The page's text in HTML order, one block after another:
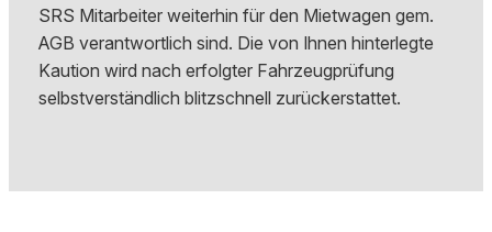
SRS Mitarbeiter weiterhin für den Mietwagen gem.
AGB verantwortlich sind. Die von Ihnen hinterlegte
Kaution wird nach erfolgter Fahrzeugprüfung
selbstverständlich blitzschnell zurückerstattet.